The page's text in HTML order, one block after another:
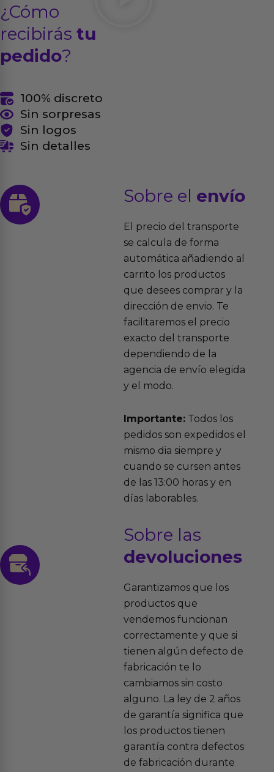
¿Cómo
recibirás tu
pedido?
100% discreto
Sin sorpresas
Sin logos
Sin detalles
Sobre el envío
El precio del transporte
se calcula de forma
automática añadiendo al
carrito los productos
que desees comprar y la
dirección de envio. Te
facilitaremos el precio
exacto del transporte
dependiendo de la
agencia de envío elegida
y el modo.
Importante:Todos los
pedidos son expedidos el
mismo dia siempre y
cuando se cursen antes
de las 13:00 horas y en
días laborables.
Sobre las
devoluciones
Garantizamos que los
productos que
vendemos funcionan
correctamente y que si
tienen algún defecto de
fabricación te lo
cambiamos sin costo
alguno. La ley de 2 años
de garantía significa que
los productos tienen
garantía contra defectos
de fabricación durante